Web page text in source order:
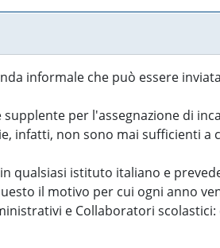
informale che può essere
per l'assegnazione di
infatti, non sono mai sufficienti a
qualsiasi istituto italiano e
il motivo per cui ogni anno
e Collaboratori